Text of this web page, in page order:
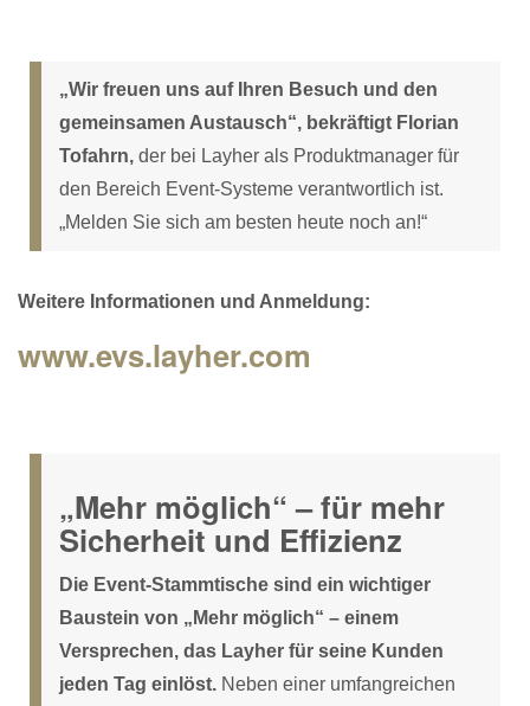
„Wir freuen uns auf Ihren Besuch und den
gemeinsamen Austausch“, bekräftigt Florian
Tofahrn, der bei Layher als Produktmanager für
den Bereich Event-Systeme verantwortlich ist.
„Melden Sie sich am besten heute noch an!“
Weitere Informationen und Anmeldung:
www.evs.layher.com
„Mehr möglich“ – für mehr
Sicherheit und Effizienz
Die Event-Stammtische sind ein wichtiger
Baustein von „Mehr möglich“ – einem
Versprechen, das Layher für seine Kunden
jeden Tag einlöst. Neben einer umfangreichen